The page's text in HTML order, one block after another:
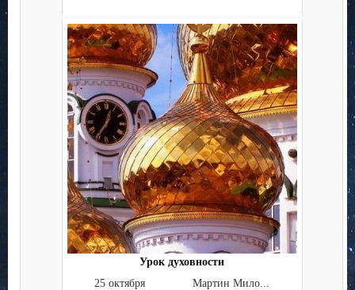
Урок духовности
25 октября Мартин Мило...